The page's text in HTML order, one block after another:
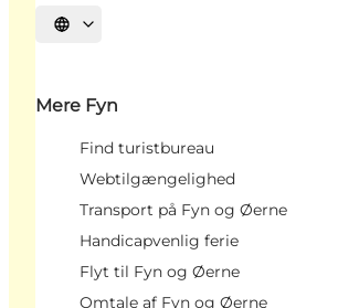
Vælg sprog
Mere Fyn
Find turistbureau
Webtilgængelighed
Transport på Fyn og Øerne
Handicapvenlig ferie
Flyt til Fyn og Øerne
Omtale af Fyn og Øerne